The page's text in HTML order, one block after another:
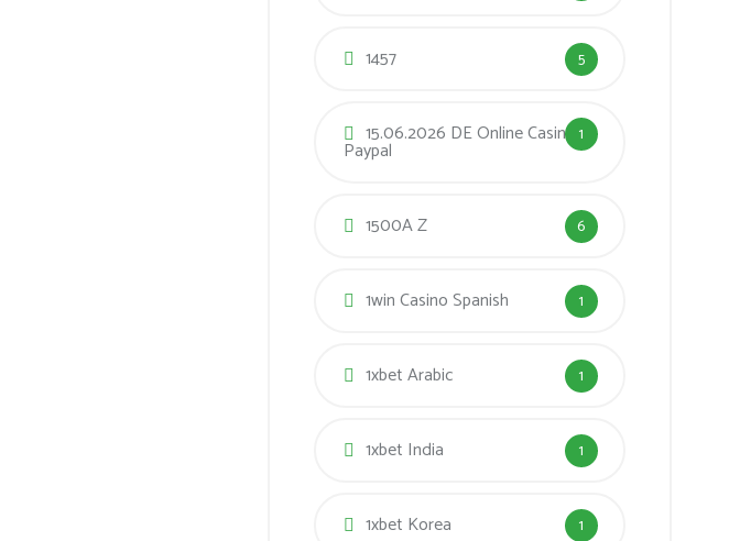
1457 5
15.06.2026 DE Online Casino
Paypal
1
1500A Z 6
1win Casino Spanish 1
1xbet Arabic 1
1xbet India 1
1xbet Korea 1